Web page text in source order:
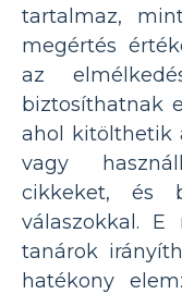
tartalmaz,
megértés
az
biztosíthatnak
ahol kitölthetik
vagy
cikkeket, és
válaszokkal. E
tanárok
hatékony